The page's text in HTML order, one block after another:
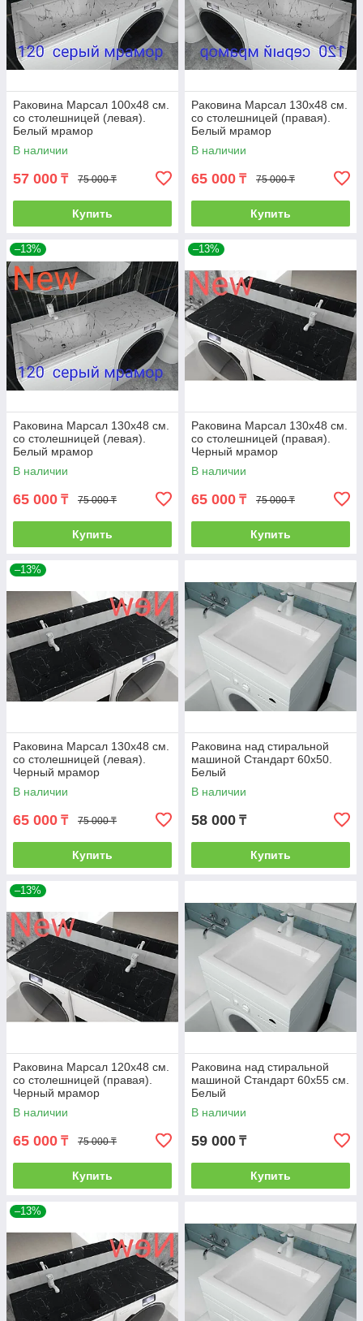
Раковина Марсал 100х48 см.
со столешницей (левая).
Белый мрамор
В наличии
57 000 ₸ 75 000 ₸
Купить
Раковина Марсал 130х48 см.
со столешницей (правая).
Белый мрамор
В наличии
65 000 ₸ 75 000 ₸
Купить
–13%
Раковина Марсал 130х48 см.
со столешницей (левая).
Белый мрамор
В наличии
65 000 ₸ 75 000 ₸
Купить
–13%
Раковина Марсал 130х48 см.
со столешницей (правая).
Черный мрамор
В наличии
65 000 ₸ 75 000 ₸
Купить
–13%
Раковина Марсал 130х48 см.
со столешницей (левая).
Черный мрамор
В наличии
65 000 ₸ 75 000 ₸
Купить
Раковина над стиральной
машиной Стандарт 60х50.
Белый
В наличии
58 000 ₸
Купить
–13%
Раковина Марсал 120х48 см.
со столешницей (правая).
Черный мрамор
В наличии
65 000 ₸ 75 000 ₸
Купить
Раковина над стиральной
машиной Стандарт 60х55 см.
Белый
В наличии
59 000 ₸
Купить
–13%